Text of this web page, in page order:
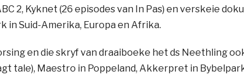
2, Kyknet (26 episodes van In Pas) en verskeie
in Suid-Amerika, Europa en Afrika.
en die skryf van draaiboeke het ds Neethling
tale), Maestro in Poppeland, Akkerpret in